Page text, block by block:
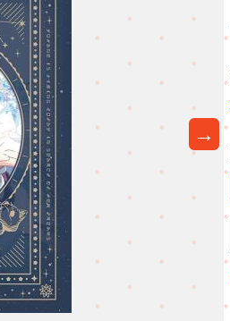
→